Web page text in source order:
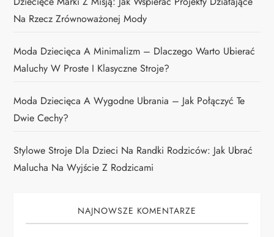
Na Rzecz Zrównoważonej Mody
Moda Dziecięca A Minimalizm – Dlaczego Warto Ubierać
Maluchy W Proste I Klasyczne Stroje?
Moda Dziecięca A Wygodne Ubrania – Jak Połączyć Te
Dwie Cechy?
Stylowe Stroje Dla Dzieci Na Randki Rodziców: Jak Ubrać
Malucha Na Wyjście Z Rodzicami
NAJNOWSZE KOMENTARZE